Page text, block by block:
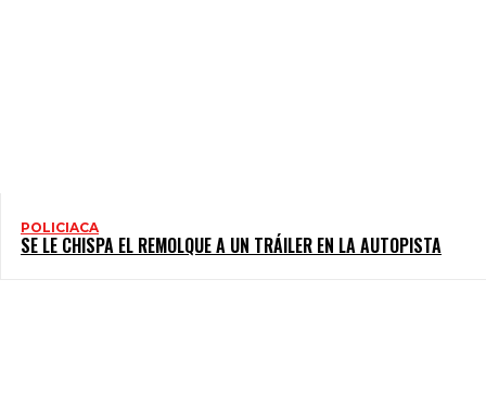
POLICIACA
SE LE CHISPA EL REMOLQUE A UN TRÁILER EN LA AUTOPISTA